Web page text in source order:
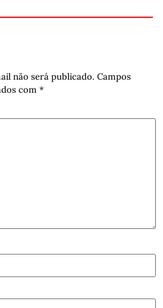
não será publicado. Campos
com *